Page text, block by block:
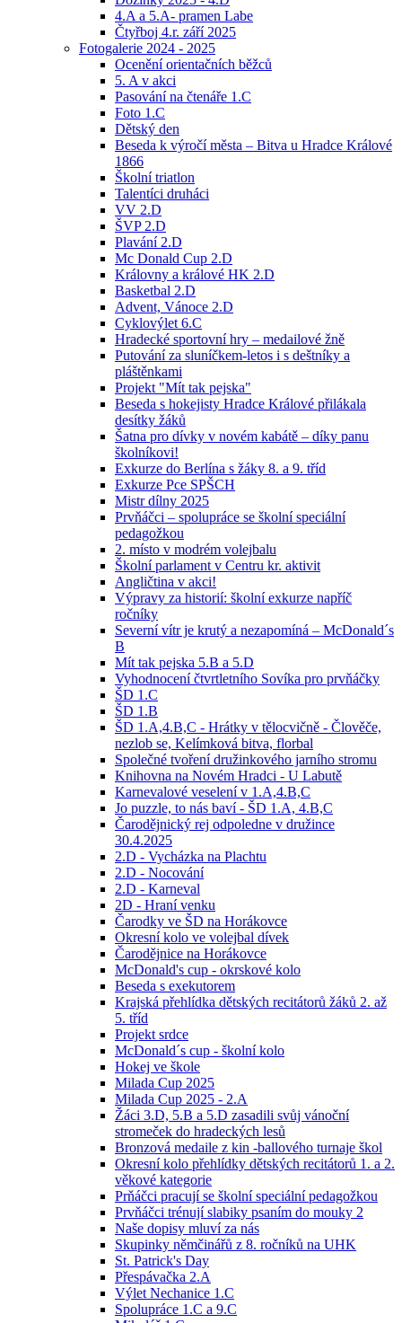
4.A a 5.A- pramen Labe
Čtyřboj 4.r. září 2025
Fotogalerie 2024 - 2025
Ocenění orientačních běžců
5. A v akci
Pasování na čtenáře 1.C
Foto 1.C
Dětský den
Beseda k výročí města – Bitva u Hradce Králové
1866
Školní triatlon
Talentíci druháci
VV 2.D
ŠVP 2.D
Plavání 2.D
Mc Donald Cup 2.D
Královny a králové HK 2.D
Basketbal 2.D
Advent, Vánoce 2.D
Cyklovýlet 6.C
Hradecké sportovní hry – medailové žně
Putování za sluníčkem-letos i s deštníky a
pláštěnkami
Projekt "Mít tak pejska"
Beseda s hokejisty Hradce Králové přilákala
desítky žáků
Šatna pro dívky v novém kabátě – díky panu
školníkovi!
Exkurze do Berlína s žáky 8. a 9. tříd
Exkurze Pce SPŠCH
Mistr dílny 2025
Prvňáčci – spolupráce se školní speciální
pedagožkou
2. místo v modrém volejbalu
Školní parlament v Centru kr. aktivit
Angličtina v akci!
Výpravy za historií: školní exkurze napříč
ročníky
Severní vítr je krutý a nezapomíná – McDonald´s
B
Mít tak pejska 5.B a 5.D
Vyhodnocení čtvrtletního Sovíka pro prvňáčky
ŠD 1.C
ŠD 1.B
ŠD 1.A,4.B,C - Hrátky v tělocvičně - Člověče,
nezlob se, Kelímková bitva, florbal
Společné tvoření družinkového jarního stromu
Knihovna na Novém Hradci - U Labutě
Karnevalové veselení v 1.A,4.B,C
Jo puzzle, to nás baví - ŠD 1.A, 4.B,C
Čarodějnický rej odpoledne v družince
30.4.2025
2.D - Vycházka na Plachtu
2.D - Nocování
2.D - Karneval
2D - Hraní venku
Čarodky ve ŠD na Horákovce
Okresní kolo ve volejbal dívek
Čarodějnice na Horákovce
McDonald's cup - okrskové kolo
Beseda s exekutorem
Krajská přehlídka dětských recitátorů žáků 2. až
5. tříd
Projekt srdce
McDonald´s cup - školní kolo
Hokej ve škole
Milada Cup 2025
Milada Cup 2025 - 2.A
Žáci 3.D, 5.B a 5.D zasadili svůj vánoční
stromeček do hradeckých lesů
Bronzová medaile z kin -ballového turnaje škol
Okresní kolo přehlídky dětských recitátorů 1. a 2.
věkové kategorie
Prňáčci pracují se školní speciální pedagožkou
Prvňáčci trénují slabiky psaním do mouky 2
Naše dopisy mluví za nás
Skupinky němčinářů z 8. ročníků na UHK
St. Patrick's Day
Přespávačka 2.A
Výlet Nechanice 1.C
Spolupráce 1.C a 9.C